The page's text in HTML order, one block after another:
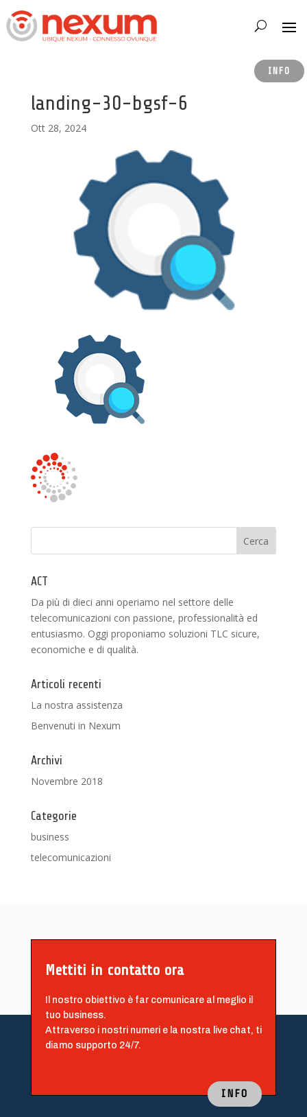
INFO
landing-30-bgsf-6
Ott 28, 2024
ACT
Da più di dieci anni operiamo nel settore delle
telecomunicazioni con passione, professionalità ed
entusiasmo. Oggi proponiamo soluzioni TLC sicure,
economiche e di qualità.
Articoli recenti
La nostra assistenza
Benvenuti in Nexum
Archivi
Novembre 2018
Categorie
business
telecomunicazioni
Mettiti in contatto ora
Il nostro obiettivo è far comunicare al meglio il
tuo business.
Attraverso i nostri numeri e la nostra live chat, ti
diamo supporto 24/7.
INFO